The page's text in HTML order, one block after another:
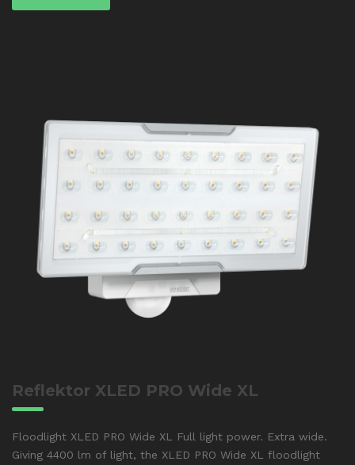
Reflektor XLED PRO Wide XL
Floodlight XLED PRO Wide XL Full light power. Extra wide.
Giving 4400 lm of light, the XLED PRO Wide XL floodlight